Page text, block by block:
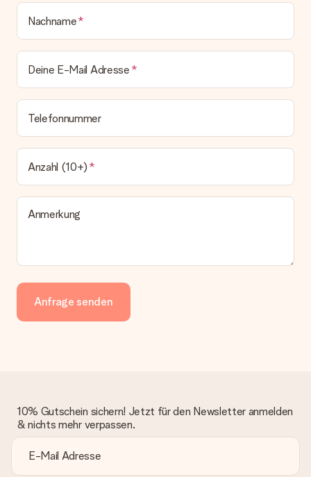
Nachname
Deine E-Mail Adresse
Telefonnummer
Anzahl (10+)
Anmerkung
Anfrage senden
10% Gutschein sichern! Jetzt für den Newsletter anmelden
& nichts mehr verpassen.